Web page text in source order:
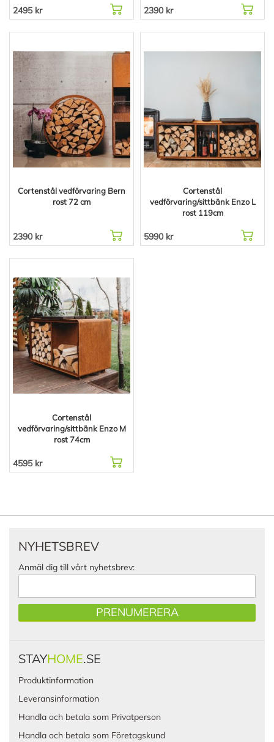
2495 kr 2390 kr
Cortenstål vedförvaring Bern
rost 72 cm
2390 kr
Cortenstål
vedförvaring/sittbänk Enzo L
rost 119cm
5990 kr
Cortenstål
vedförvaring/sittbänk Enzo M
rost 74cm
4595 kr
NYHETSBREV
Anmäl dig till vårt nyhetsbrev:
PRENUMERERA
STAYHOME.SE
Produktinformation
Leveransinformation
Handla och betala som Privatperson
Handla och betala som Företagskund